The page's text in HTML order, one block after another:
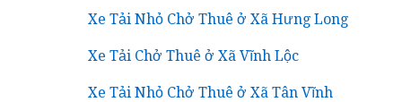
Xe Tải Nhỏ Chở Thuê ở Xã Hưng Long
Xe Tải Chở Thuê ở Xã Vĩnh Lộc
Xe Tải Nhỏ Chở Thuê ở Xã Tân Vĩnh